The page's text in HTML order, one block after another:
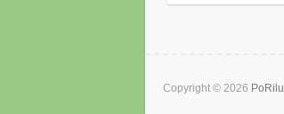
Copyright © 2026